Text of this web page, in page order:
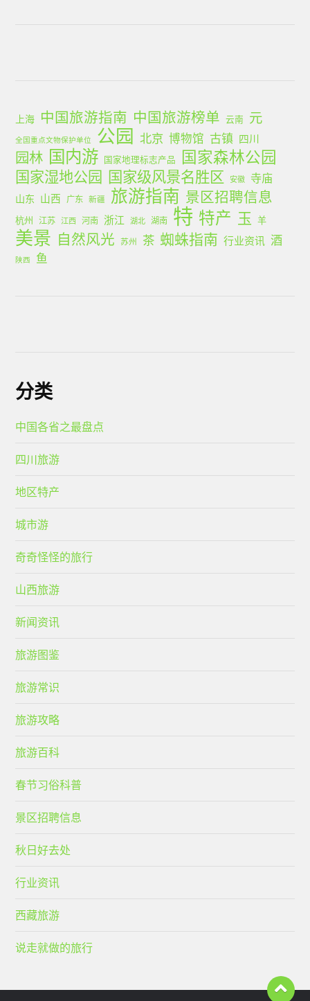
上海 中国旅游指南 中国旅游榜单 云南 元
全国重点文物保护单位 公园 北京 博物馆 古镇 四川
园林 国内游 国家地理标志产品 国家森林公园
国家湿地公园 国家级风景名胜区 安徽 寺庙
山东 山西 广东 新疆 旅游指南 景区招聘信息
杭州 江苏 江西 河南 浙江 湖北 湖南 特 特产 玉 羊
美景 自然风光 苏州 茶 蜘蛛指南 行业资讯 酒
陕西 鱼
分类
中国各省之最盘点
四川旅游
地区特产
城市游
奇奇怪怪的旅行
山西旅游
新闻资讯
旅游图鉴
旅游常识
旅游攻略
旅游百科
春节习俗科普
景区招聘信息
秋日好去处
行业资讯
西藏旅游
说走就做的旅行